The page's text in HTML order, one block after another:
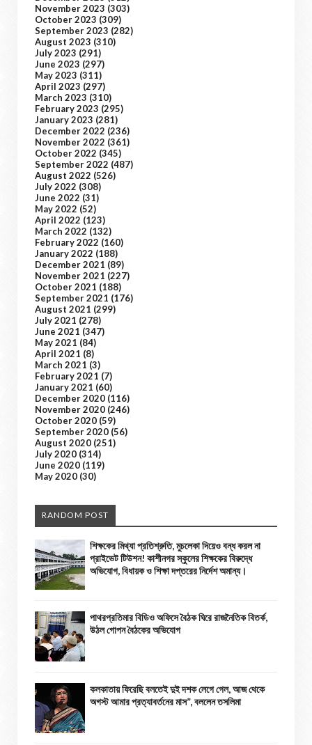
November 2023 (303)
October 2023 (309)
September 2023 (282)
August 2023 (310)
July 2023 (291)
June 2023 (297)
May 2023 (311)
April 2023 (297)
March 2023 (310)
February 2023 (295)
January 2023 (281)
December 2022 (236)
November 2022 (361)
October 2022 (345)
September 2022 (487)
August 2022 (526)
July 2022 (308)
June 2022 (31)
May 2022 (52)
April 2022 (123)
March 2022 (132)
February 2022 (160)
January 2022 (188)
December 2021 (89)
November 2021 (227)
October 2021 (188)
September 2021 (176)
August 2021 (299)
July 2021 (278)
June 2021 (347)
May 2021 (84)
April 2021 (8)
March 2021 (3)
February 2021 (7)
January 2021 (60)
December 2020 (116)
November 2020 (246)
October 2020 (59)
September 2020 (56)
August 2020 (251)
July 2020 (314)
June 2020 (119)
May 2020 (30)
RANDOM POST
শিক্ষকের মিথ্যা প্রতিশ্রুতি, মুচলেকা দিয়েও বন্ধ করল না
প্রাইভেট টিউশন! কাশীনগর স্কুলের শিক্ষকের বিরুদ্ধে
অভিযোগ, বিধায়ক ও শিক্ষা দপ্তরের নির্দেশ অমান্য।
পাথরপ্রতিমার বিডিও অফিসে বৈঠক ঘিরে রাজনৈতিক বিতর্ক,
উঠল গোপন বৈঠকের অভিযোগ
কলকাতায় ফিরেছি বলতেই দুই দশক লেগে গেল, আজ থেকে
অগস্ট আমার প্রত্যাবর্তনের মাস”, বললেন তসলিমা